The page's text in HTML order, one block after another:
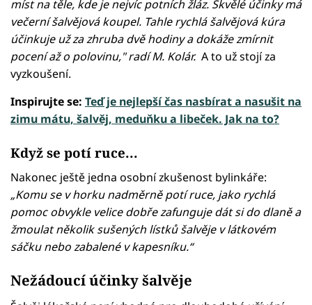
míst na těle, kde je nejvíc potních žláz. Skvělé účinky má
večerní šalvějová koupel. Tahle rychlá šalvějová kúra
účinkuje už za zhruba dvě hodiny a dokáže zmírnit
pocení až o polovinu," radí M. Kolár. A to už stojí za
vyzkoušení.
Inspirujte se: Teď je nejlepší čas nasbírat a nasušit na
zimu mátu, šalvěj, meduňku a libeček. Jak na to?
Když se potí ruce...
Nakonec ještě jedna osobní zkušenost bylinkáře:
„Komu se v horku nadměrně potí ruce, jako rychlá
pomoc obvykle velice dobře zafunguje dát si do dlaně a
žmoulat několik sušených lístků šalvěje v látkovém
sáčku nebo zabalené v kapesníku.“
Nežádoucí účinky šalvěje